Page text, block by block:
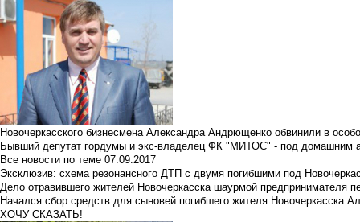
Новочеркасского бизнесмена Александра Андрющенко обвинили в
Бывший депутат гордумы и экс-владелец ФК "МИТОС" - под домашним
Все новости по теме 07.09.2017
Эксклюзив: схема резонансного ДТП с двумя погибшими под
Дело отравившего жителей Новочеркасска шаурмой предпринимателя
Начался сбор средств для сыновей погибшего жителя Новочеркасска
ХОЧУ СКАЗАТЬ!